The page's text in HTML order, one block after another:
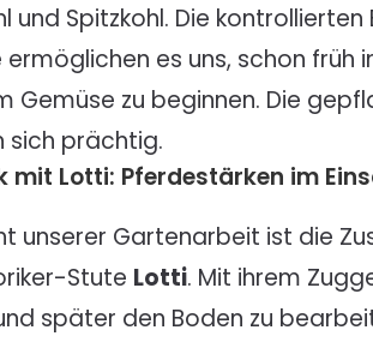
und Spitzkohl. Die
es uns, schon früh
Gemüse zu beginnen. Die
sich prächtig.
mit Lotti: Pferdestärken im
unserer Gartenarbeit ist die
Stute Lotti. Mit ihrem
später den Boden zu